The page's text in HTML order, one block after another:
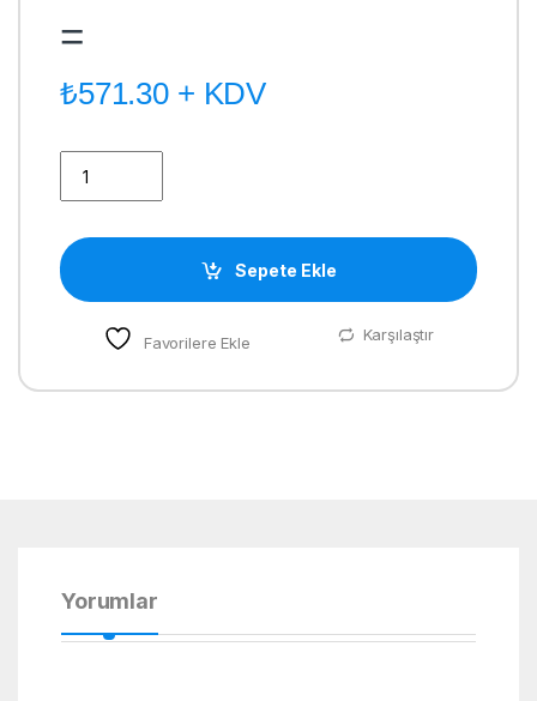
=
₺571.30 + KDV
Sepete Ekle
Favorilere Ekle Karşılaştır
Yorumlar